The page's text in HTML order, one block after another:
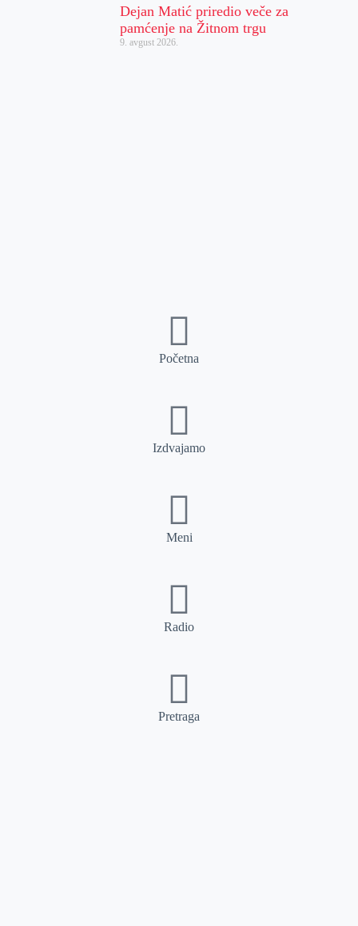
Dejan Matić priredio veče za
pamćenje na Žitnom trgu
9. avgust 2026.
Početna
Izdvajamo
Meni
Radio
Pretraga